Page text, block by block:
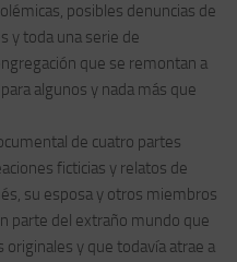
posibles denuncias de
y toda una serie de
que se remontan a
algunos y nada más que
de cuatro partes
ficticias y relatos de
su esposa y otros miembros
parte del extraño mundo que
originales y que todavía atrae a